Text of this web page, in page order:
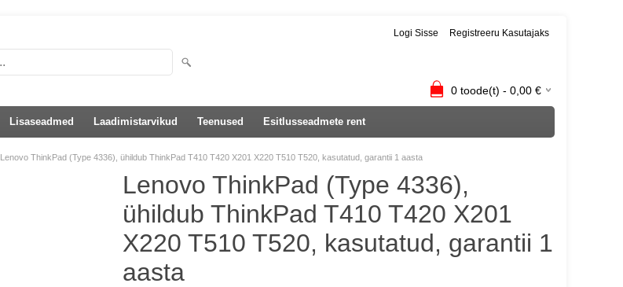
Logi Sisse Registreeru Kasutajaks
0 toode(t) - 0,00 €
Lisaseadmed Laadimistarvikud Teenused Esitlusseadmete rent
Lenovo ThinkPad (Type 4336), ühildub ThinkPad T410 T420 X201 X220 T510 T520, kasutatud, garantii 1 aasta
Lenovo ThinkPad (Type 4336),
ühildub ThinkPad T410 T420 X201
X220 T510 T520, kasutatud, garantii 1
aasta